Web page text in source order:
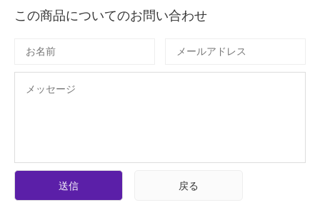
この商品についてのお問い合わせ
送信 戻る